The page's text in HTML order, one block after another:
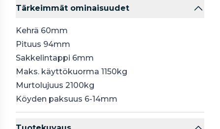
Tärkeimmät ominaisuudet
Kehrä 60mm
Pituus 94mm
Sakkelintappi 6mm
Maks. käyttökuorma 1150kg
Murtolujuus 2100kg
Köyden paksuus 6-14mm